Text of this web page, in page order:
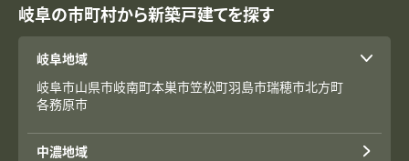
岐阜の市町村から新築戸建てを探す
岐阜地域
岐阜市山県市岐南町本巣市笠松町羽島市瑞穂市北方町
各務原市
中濃地域